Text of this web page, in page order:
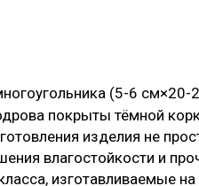
(5-6 см×20-
покрыты тёмной
изделия не
влагостойкости и
изготавливаемые